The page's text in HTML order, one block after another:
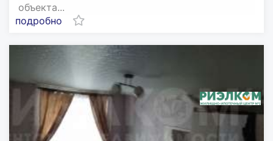
объекта...
подробно